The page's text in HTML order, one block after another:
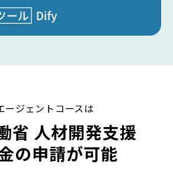
ージェントコースは
省 人材開発支援
の申請が可能